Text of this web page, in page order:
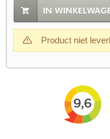
IN
Product niet